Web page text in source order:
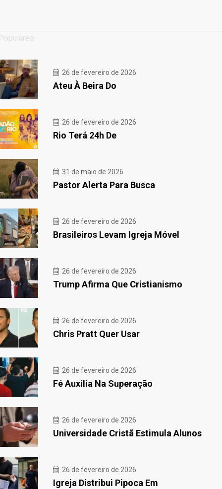
26 de fevereiro de 2026
Ateu À Beira Do
26 de fevereiro de 2026
Rio Terá 24h De
31 de maio de 2026
Pastor Alerta Para Busca
26 de fevereiro de 2026
Brasileiros Levam Igreja Móvel
26 de fevereiro de 2026
Trump Afirma Que Cristianismo
26 de fevereiro de 2026
Chris Pratt Quer Usar
26 de fevereiro de 2026
Fé Auxilia Na Superação
26 de fevereiro de 2026
Universidade Cristã Estimula Alunos
26 de fevereiro de 2026
Igreja Distribui Pipoca Em